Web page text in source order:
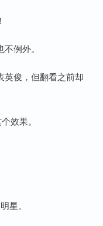
例外。
英俊，但翻看之前却
效果。
星。